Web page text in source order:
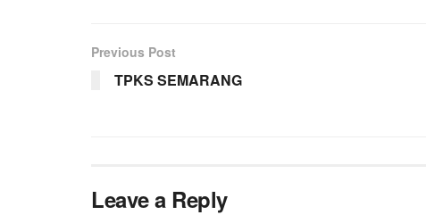
Previous Post
TPKS SEMARANG
Leave a Reply